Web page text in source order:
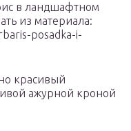
в ландшафтном
из материала:
posadka-i-
красивый
ажурной кроной